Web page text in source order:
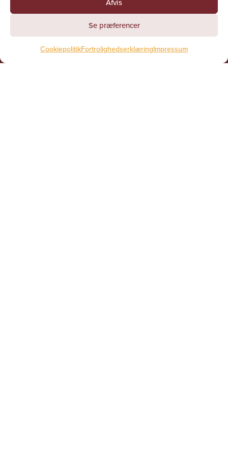
Afvis
Se præferencer
CookiepolitikFortrolighedserklæringImpressum
Kalender